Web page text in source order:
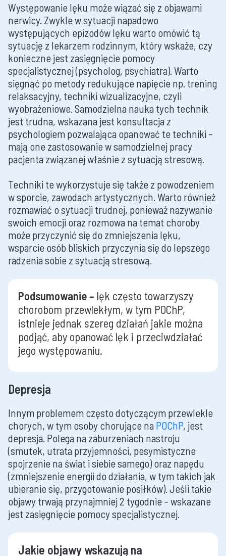
Występowanie lęku może wiązać się z objawami
nerwicy. Zwykle w sytuacji napadowo
występujących epizodów lęku warto omówić tą
sytuację z lekarzem rodzinnym, który wskaże, czy
konieczne jest zasięgnięcie pomocy
specjalistycznej (psycholog, psychiatra). Warto
sięgnąć po metody redukujące napięcie np. trening
relaksacyjny, techniki wizualizacyjne, czyli
wyobrażeniowe. Samodzielna nauka tych technik
jest trudna, wskazana jest konsultacja z
psychologiem pozwalająca opanować te techniki –
mają one zastosowanie w samodzielnej pracy
pacjenta związanej właśnie z sytuacją stresową.
Techniki te wykorzystuje się także z powodzeniem
w sporcie, zawodach artystycznych. Warto również
rozmawiać o sytuacji trudnej, ponieważ nazywanie
swoich emocji oraz rozmowa na temat choroby
może przyczynić się do zmniejszenia lęku,
wsparcie osób bliskich przyczynia się do lepszego
radzenia sobie z sytuacją stresową.
Podsumowanie – lęk często towarzyszy
chorobom przewlekłym, w tym POChP,
istnieje jednak szereg działań jakie można
podjąć, aby opanować lęk i przeciwdziałać
jego występowaniu.
Depresja
Innym problemem często dotyczącym przewlekle
chorych, w tym osoby chorujące na POChP, jest
depresja. Polega na zaburzeniach nastroju
(smutek, utrata przyjemności, pesymistyczne
spojrzenie na świat i siebie samego) oraz napędu
(zmniejszenie energii do działania, w tym takich jak
ubieranie się, przygotowanie posiłków). Jeśli takie
objawy trwają przynajmniej 2 tygodnie – wskazane
jest zasięgnięcie pomocy specjalistycznej.
Jakie objawy wskazują na